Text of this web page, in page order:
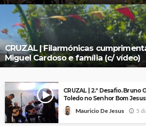
CRUZAL | Filarmónicas
Miguel Cardoso e família (c/ vídeo)
CRUZAL | 2.º Desafio. Bruno
Toledo no Senhor Bom
Mauricio De Jesus 5